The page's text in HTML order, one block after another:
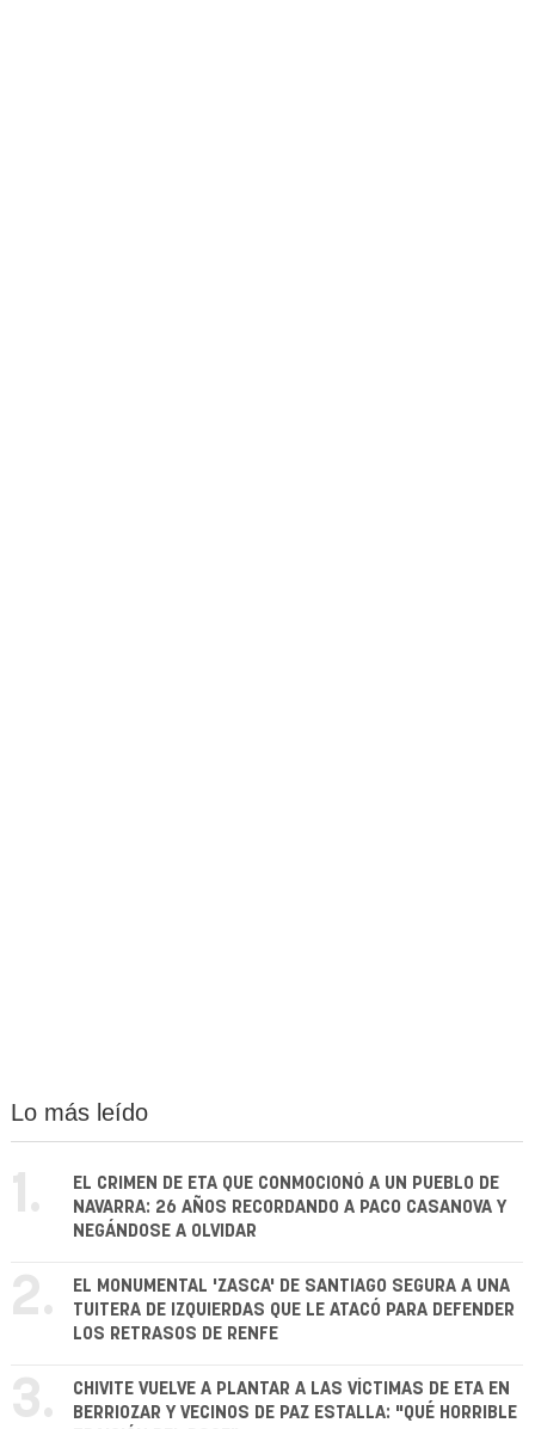
Lo más leído
1.
EL CRIMEN DE ETA QUE CONMOCIONÓ A UN PUEBLO DE
NAVARRA: 26 AÑOS RECORDANDO A PACO CASANOVA Y
NEGÁNDOSE A OLVIDAR
2.
EL MONUMENTAL 'ZASCA' DE SANTIAGO SEGURA A UNA
TUITERA DE IZQUIERDAS QUE LE ATACÓ PARA DEFENDER
LOS RETRASOS DE RENFE
3.
CHIVITE VUELVE A PLANTAR A LAS VÍCTIMAS DE ETA EN
BERRIOZAR Y VECINOS DE PAZ ESTALLA: "QUÉ HORRIBLE